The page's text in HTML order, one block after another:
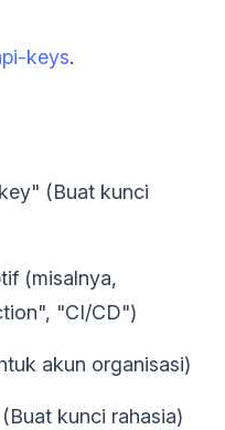
keys.
(Buat kunci
(misalnya,
"CI/CD")
akun organisasi)
kunci rahasia)